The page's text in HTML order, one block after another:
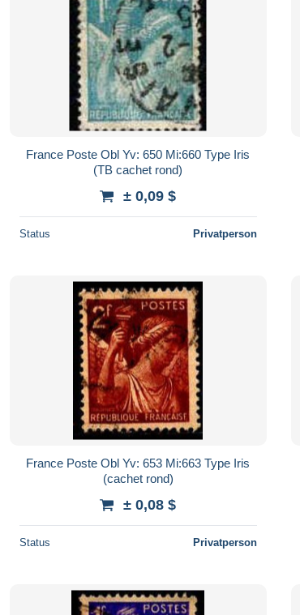
France Poste Obl Yv: 650 Mi:660 Type Iris
(TB cachet rond)
± 0,09 $
Status Privatperson
France Poste Obl Yv: 653 Mi:663 Type Iris
(cachet rond)
± 0,08 $
Status Privatperson